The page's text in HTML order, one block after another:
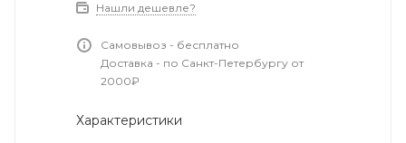
Нашли дешевле?
Самовывоз - бесплатно
Доставка - по Санкт-Петербургу от
2000₽
Характеристики